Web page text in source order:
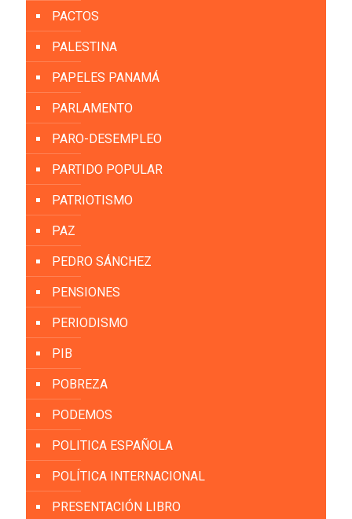
PACTOS
PALESTINA
PAPELES PANAMÁ
PARLAMENTO
PARO-DESEMPLEO
PARTIDO POPULAR
PATRIOTISMO
PAZ
PEDRO SÁNCHEZ
PENSIONES
PERIODISMO
PIB
POBREZA
PODEMOS
POLITICA ESPAÑOLA
POLÍTICA INTERNACIONAL
PRESENTACIÓN LIBRO